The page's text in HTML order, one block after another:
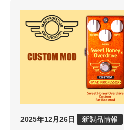
2025年12月26日 新製品情報